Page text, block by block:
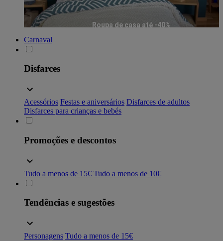
Roupa de casa até -40%
Carnaval
Disfarces
Acessórios Festas e aniversários Disfarces de adultos
Disfarces para crianças e bebés
Promoções e descontos
Tudo a menos de 15€ Tudo a menos de 10€
Tendências e sugestões
Personagens Tudo a menos de 15€